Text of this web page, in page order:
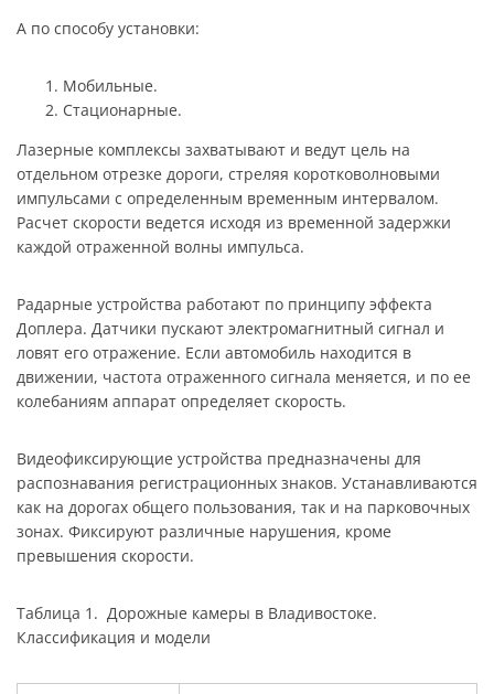
А по способу установки:
Мобильные.
Стационарные.
Лазерные комплексы захватывают и ведут цель на
отдельном отрезке дороги, стреляя коротковолновыми
импульсами с определенным временным интервалом.
Расчет скорости ведется исходя из временной задержки
каждой отраженной волны импульса.
Радарные устройства работают по принципу эффекта
Доплера. Датчики пускают электромагнитный сигнал и
ловят его отражение. Если автомобиль находится в
движении, частота отраженного сигнала меняется, и по ее
колебаниям аппарат определяет скорость.
Видеофиксирующие устройства предназначены для
распознавания регистрационных знаков. Устанавливаются
как на дорогах общего пользования, так и на парковочных
зонах. Фиксируют различные нарушения, кроме
превышения скорости.
Таблица 1. Дорожные камеры в Владивостоке.
Классификация и модели